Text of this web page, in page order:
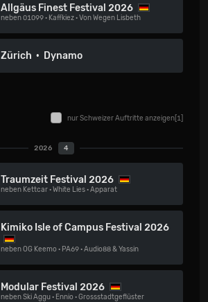
Allgäus Finest Festival 2026
neben01099· Kaffkiez·Von Wegen Lisbeth
Zürich · Dynamo
nur Schweizer Auftritte anzeigen [1]
2026 4
Traumzeit Festival 2026
neben Kettcar·White Lies·Apparat
Kimiko Isle of Campus Festival 2026
nebenOG Keemo · PA69·Audio88 & Yassin
Modular Festival 2026
nebenSki Aggu· Ennio ·Grossstadtgeflüster